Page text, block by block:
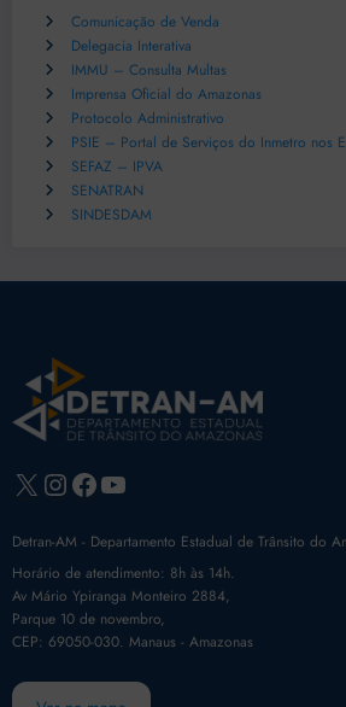
Comunicação de Venda
Delegacia Interativa
IMMU – Consulta Multas
Imprensa Oficial do Amazonas
Protocolo Administrativo
PSIE – Portal de Serviços do Inmetro nos
SEFAZ – IPVA
SENATRAN
SINDESDAM
X Instagram
Facebook
Youtube
Detran-AM - Departamento Estadual de Trânsito do
Horário de atendimento: 8h às 14h.
Av Mário Ypiranga Monteiro 2884,
Parque 10 de novembro,
CEP: 69050-030. Manaus - Amazonas